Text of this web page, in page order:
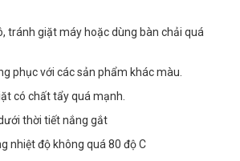
tránh giặt máy hoặc dùng bàn chải quá
phục với các sản phẩm khác màu.
có chất tẩy quá mạnh.
thời tiết nắng gắt
nhiệt độ không quá 80 độ C